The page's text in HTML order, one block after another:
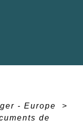
- Europe
>
de